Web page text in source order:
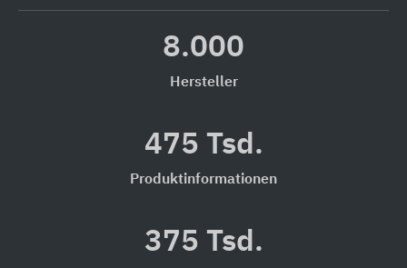
8.000
Hersteller
475 Tsd.
Produktinformationen
375 Tsd.